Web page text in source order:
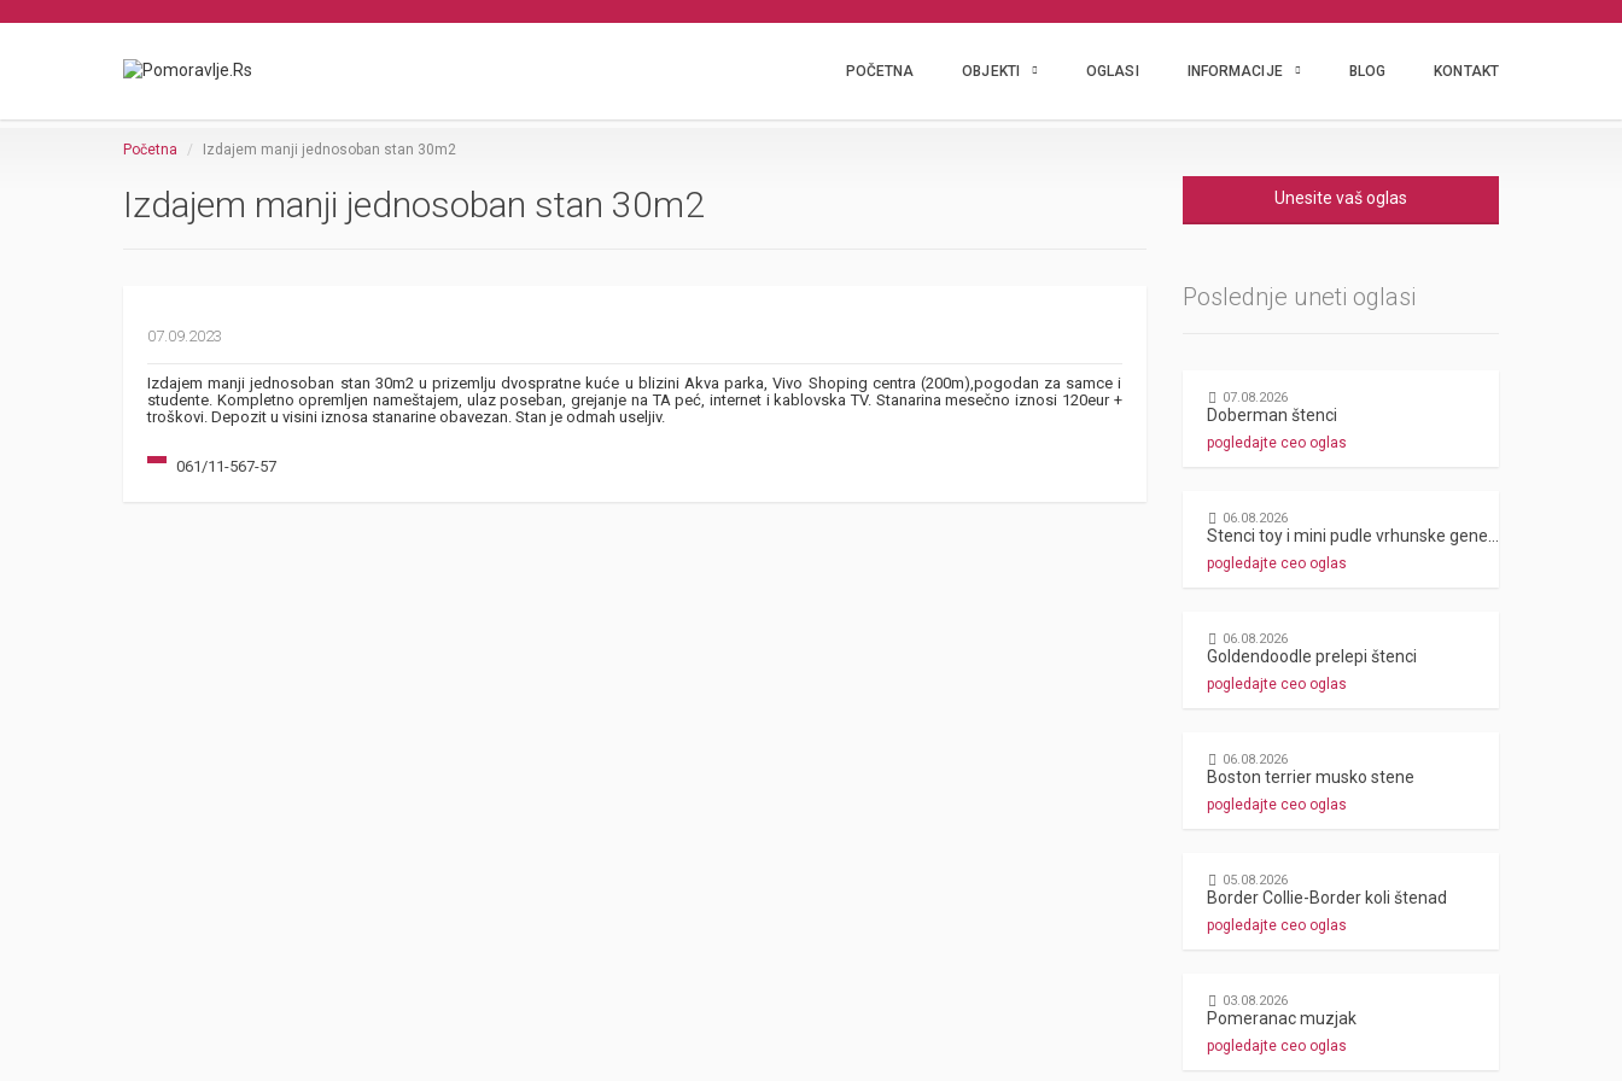
POČETNA OBJEKTI OGLASI INFORMACIJE BLOG KONTAKT
Početna Izdajem manji jednosoban stan 30m2
Izdajem manji jednosoban stan 30m2
07.09.2023
Izdajem manji jednosoban stan 30m2 u prizemlju dvospratne kuće u blizini Akva parka, Vivo Shoping centra (200m),pogodan za samce i
studente. Kompletno opremljen nameštajem, ulaz poseban, grejanje na TA peć, internet i kablovska TV. Stanarina mesečno iznosi 120eur +
troškovi. Depozit u visini iznosa stanarine obavezan. Stan je odmah useljiv.
061/11-567-57
Unesite vaš oglas
Poslednje uneti oglasi
07.08.2026
Doberman štenci
pogledajte ceo oglas
06.08.2026
pogledajte ceo oglas
06.08.2026
Goldendoodle prelepi štenci
pogledajte ceo oglas
06.08.2026
Boston terrier musko stene
pogledajte ceo oglas
05.08.2026
Border Collie-Border koli štenad
pogledajte ceo oglas
03.08.2026
Pomeranac muzjak
pogledajte ceo oglas